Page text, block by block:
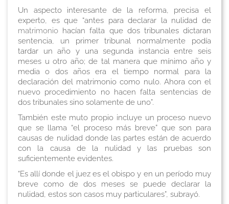
Un aspecto interesante de la reforma, precisa el
experto, es que “antes para declarar la nulidad de
matrimonio hacían falta que dos tribunales dictaran
sentencia, un primer tribunal normalmente podía
tardar un año y una segunda instancia entre seis
meses u otro año; de tal manera que mínimo año y
media o dos años era el tiempo normal para la
declaración del matrimonio como nulo. Ahora con el
nuevo procedimiento no hacen falta sentencias de
dos tribunales sino solamente de uno”.
También este muto propio incluye un proceso nuevo
que se llama “el proceso más breve” que son para
causas de nulidad donde las partes están de acuerdo
con la causa de la nulidad y las pruebas son
suficientemente evidentes.
“Es allí donde el juez es el obispo y en un período muy
breve como de dos meses se puede declarar la
nulidad, estos son casos muy particulares”, subrayó.